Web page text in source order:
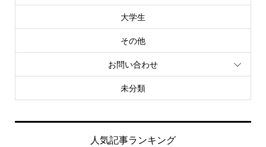
大学生
その他
お問い合わせ
未分類
人気記事ランキング